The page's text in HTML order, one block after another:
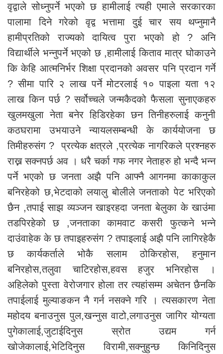
वृद्वाले सोध्नुपर्ने भएको छ हामीलाई त्यही एमाले सरकारका
पालामा दिने गरेको वृद्व भत्तामा दुई चार सय थप्नुमानै
हामीप्रतिको राज्यको दायित्व पुरा भएको हो ? अनि
विद्यार्थीले भन्नुपर्ने भएको छ ,हामीलाई किताव मात्र घोकाउने
कि केहि आत्मनिर्भर शिक्षा प्रदानको अवसर पनि प्रदान गर्ने
? सीमा पारि २ लाख पर्ने मोटरलाई १० पाइला यता १२
लाख किन पर्छ ? सर्वोच्चले जन्मकैदको फैसला सुनाएकहरु
खुलमखुला नेता बनेर हिडिरहेका छन तिनीहरुलाई कनुनी
कठघरामा उभयाउने न्यायलसम्बन्धी के कार्ययोजना छ
तिमीहरुसंग ? प्रत्येक क्षत्रले ,प्रत्येक नागरिकले प्रश्नहरु
राख्न सक्नपर्छ अव । धरै चर्का गफ नगर नेताहरु हो भन्दै भन्न
पर्ने भएको छ जनता अझै पनि आफ्नै आगनमा काकाकुल
बनिरहेको छ,भेटदाको लयालु बोलीले जनताको पेट भरिएको
छैन ,तपाई साझ व्यञ्जन खाइरहदा जनता बेलुका के खाउंमा
तडपिरहेको छ ,जनताका कामवाट कसरी फुत्कने भन्ने
दाउंवाहेक के छ तपाइहरुसंग ? तपाइलाई अझै पनि लागिरहेकै
छ कार्यकर्ताले भोकै सलाम ठोकिरहोस, हनुमान
बनिरहोस,तलुवा चाटिरहोस,हवस हजुर भनिरहोस ।
अहिलेको पुस्ता वेरोजगार होला तर त्यहांसम्म अचेतन छैनकि
तपाईलाई मुल्याङकन नै गर्न नसक्ने गरि । त्यसकारण नेता
महोदय बनाउनुस पुल,खन्नुस वाटो,लगाउनुस जागिर योग्यता
पुगेकालाई,जुटाईदिनुस स्रोत उद्यम गर्न
खोजेकालाई,भेटिदिनुस विरामी,सक्नुहुन्छ किनिदिनुस